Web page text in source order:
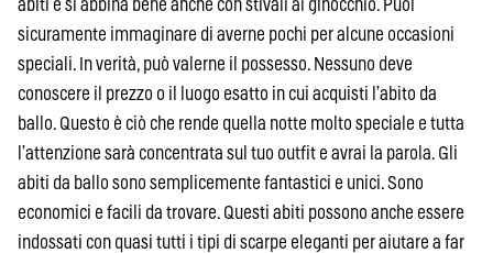
abiti e si abbina bene anche con stivali al ginocchio. Puoi
sicuramente immaginare di averne pochi per alcune occasioni
speciali. In verità, può valerne il possesso. Nessuno deve
conoscere il prezzo o il luogo esatto in cui acquisti l’abito da
ballo. Questo è ciò che rende quella notte molto speciale e tutta
l’attenzione sarà concentrata sul tuo outfit e avrai la parola. Gli
abiti da ballo sono semplicemente fantastici e unici. Sono
economici e facili da trovare. Questi abiti possono anche essere
indossati con quasi tutti i tipi di scarpe eleganti per aiutare a far